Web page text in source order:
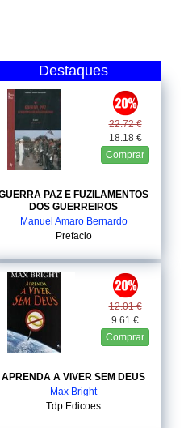
Destaques
22.72 €
18.18 €
Comprar
PAZ E FUZILAMENTOS
DOS GUERREIROS
Manuel Amaro Bernardo
Prefacio
12.01 €
9.61 €
Comprar
APRENDA A VIVER SEM DEUS
Max Bright
Tdp Edicoes